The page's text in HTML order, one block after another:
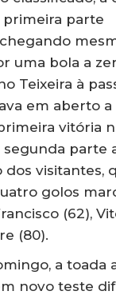
parte
uma bola a
Teixeira à
em aberto
vitória
parte
dos visitantes,
golos
(62),
(80).
a toada
novo teste